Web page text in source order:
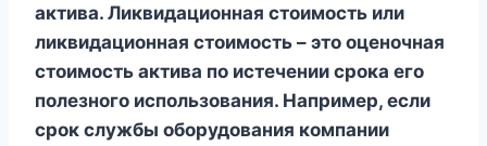
актива. Ликвидационная стоимость или
ликвидационная стоимость – это оценочная
стоимость актива по истечении срока его
полезного использования. Например, если
срок службы оборудования компании